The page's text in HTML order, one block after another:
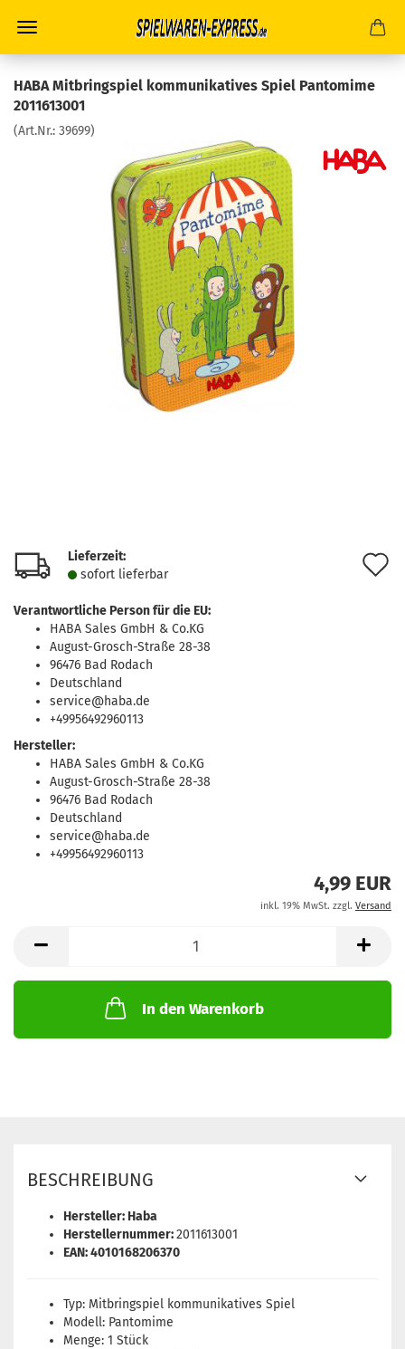
HABA Mitbringspiel kommunikatives Spiel Pantomime
2011613001
(Art.Nr.: 39699)
Lieferzeit:
sofort lie­fer­bar
Verantwortliche Person für die EU:
HABA Sales GmbH & Co.KG
August-Grosch-Straße 28-38
96476 Bad Rodach
Deutschland
service@haba.de
+49956492960113
Hersteller:
HABA Sales GmbH & Co.KG
August-Grosch-Straße 28-38
96476 Bad Rodach
Deutschland
service@haba.de
+49956492960113
4,99 EUR
inkl. 19% MwSt. zzgl. Versand
In den Warenkorb
BESCHREIBUNG
Hersteller: Haba
Herstellernummer:2011613001
EAN: 4010168206370
Typ: Mitbringspiel kommunikatives Spiel
Modell: Pantomime
Menge: 1 Stück